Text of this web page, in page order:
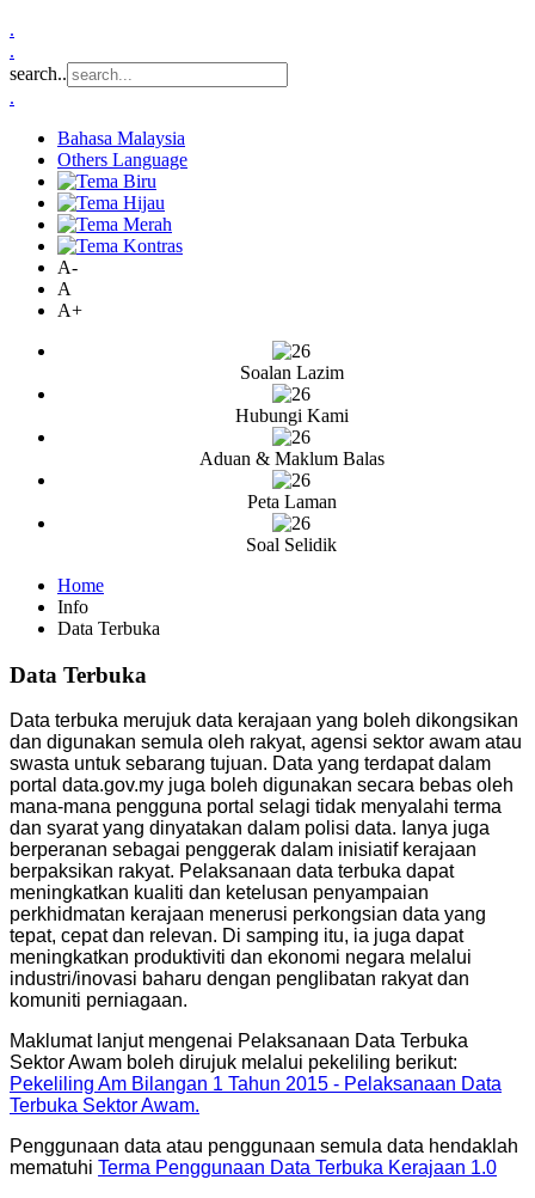
.
.
search..
.
Bahasa Malaysia
Others Language
A-
A
A+
Soalan Lazim
Hubungi Kami
Aduan & Maklum Balas
Peta Laman
Soal Selidik
Home
Info
Data Terbuka
Data Terbuka
Data terbuka merujuk data kerajaan yang boleh dikongsikan
dan digunakan semula oleh rakyat, agensi sektor awam atau
swasta untuk sebarang tujuan. Data yang terdapat dalam
portal data.gov.my juga boleh digunakan secara bebas oleh
mana-mana pengguna portal selagi tidak menyalahi terma
dan syarat yang dinyatakan dalam polisi data. Ianya juga
berperanan sebagai penggerak dalam inisiatif kerajaan
berpaksikan rakyat. Pelaksanaan data terbuka dapat
meningkatkan kualiti dan ketelusan penyampaian
perkhidmatan kerajaan menerusi perkongsian data yang
tepat, cepat dan relevan. Di samping itu, ia juga dapat
meningkatkan produktiviti dan ekonomi negara melalui
industri/inovasi baharu dengan penglibatan rakyat dan
komuniti perniagaan.
Maklumat lanjut mengenai Pelaksanaan Data Terbuka
Sektor Awam boleh dirujuk melalui pekeliling berikut:
Pekeliling Am Bilangan 1 Tahun 2015 - Pelaksanaan Data
Terbuka Sektor Awam.
Penggunaan data atau penggunaan semula data hendaklah
mematuhi Terma Penggunaan Data Terbuka Kerajaan 1.0